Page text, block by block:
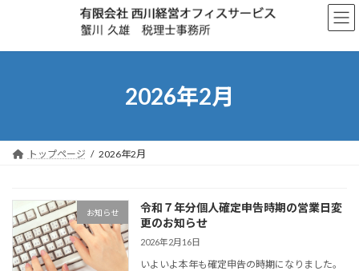
ン
ー
2026年2月
トップページ 2026年2月
お知らせ
令和７年分個人確定申告時期の営業日変
更のお知らせ
2026年2月16日
いよいよ本年も確定申告の時期になりました。